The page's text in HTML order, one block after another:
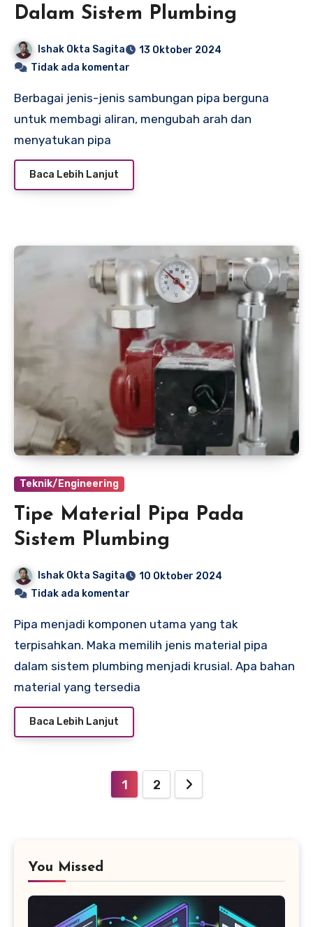
Dalam Sistem Plumbing
Ishak Okta Sagita
13 Oktober 2024
Tidak ada komentar
Berbagai jenis-jenis sambungan pipa berguna
untuk membagi aliran, mengubah arah dan
menyatukan pipa
Baca Lebih Lanjut
Teknik/Engineering
Tipe Material Pipa Pada
Sistem Plumbing
Ishak Okta Sagita
10 Oktober 2024
Tidak ada komentar
Pipa menjadi komponen utama yang tak
terpisahkan. Maka memilih jenis material pipa
dalam sistem plumbing menjadi krusial. Apa bahan
material yang tersedia
Baca Lebih Lanjut
1 2
You Missed